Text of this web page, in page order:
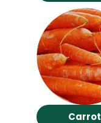
Carrot